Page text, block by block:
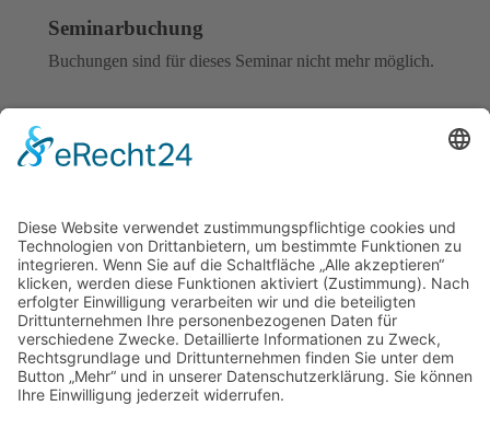
Seminarbuchung
Buchungen sind für dieses Seminar nicht mehr möglich.